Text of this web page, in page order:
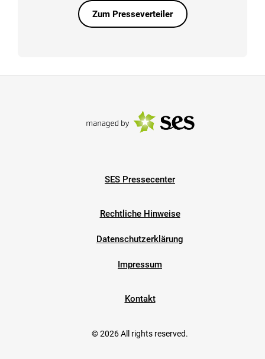
Zum Presseverteiler
SES Pressecenter
Rechtliche Hinweise
Datenschutzerklärung
Impressum
Kontakt
© 2026 All rights reserved.